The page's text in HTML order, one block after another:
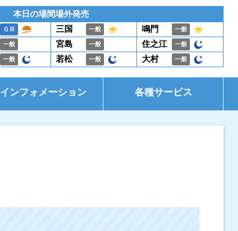
本日の場間場外発売
ＧⅢ 三国 一般 鳴門 一般
一般 宮島 一般 住之江 一般
一般 若松 一般 大村 一般
インフォメーション 各種サービス